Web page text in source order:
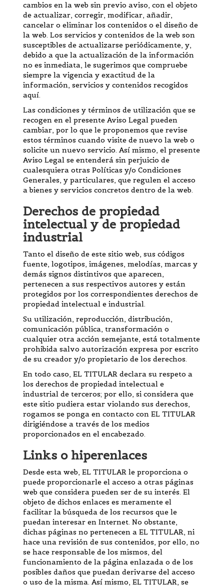
cambios en la web sin previo aviso, con el objeto
de actualizar, corregir, modificar, añadir,
cancelar o eliminar los contenidos o el diseño de
la web. Los servicios y contenidos de la web son
susceptibles de actualizarse periódicamente, y,
debido a que la actualización de la información
no es inmediata, le sugerimos que compruebe
siempre la vigencia y exactitud de la
información, servicios y contenidos recogidos
aquí.
Las condiciones y términos de utilización que se
recogen en el presente Aviso Legal pueden
cambiar, por lo que le proponemos que revise
estos términos cuando visite de nuevo la web o
solicite un nuevo servicio. Así mismo, el presente
Aviso Legal se entenderá sin perjuicio de
cualesquiera otras Políticas y/o Condiciones
Generales, y particulares, que regulen el acceso
a bienes y servicios concretos dentro de la web.
Derechos de propiedad
intelectual y de propiedad
industrial
Tanto el diseño de este sitio web, sus códigos
fuente, logotipos, imágenes, melodías, marcas y
demás signos distintivos que aparecen,
pertenecen a sus respectivos autores y están
protegidos por los correspondientes derechos de
propiedad intelectual e industrial.
Su utilización, reproducción, distribución,
comunicación pública, transformación o
cualquier otra acción semejante, está totalmente
prohibida salvo autorización expresa por escrito
de su creador y/o propietario de los derechos.
En todo caso, EL TITULAR declara su respeto a
los derechos de propiedad intelectual e
industrial de terceros; por ello, si considera que
este sitio pudiera estar violando sus derechos,
rogamos se ponga en contacto con EL TITULAR
dirigiéndose a través de los medios
proporcionados en el encabezado.
Links o hiperenlaces
Desde esta web, EL TITULAR le proporciona o
puede proporcionarle el acceso a otras páginas
web que considera pueden ser de su interés. El
objeto de dichos enlaces es meramente el
facilitar la búsqueda de los recursos que le
puedan interesar en Internet. No obstante,
dichas páginas no pertenecen a EL TITULAR, ni
hace una revisión de sus contenidos, por ello, no
se hace responsable de los mismos, del
funcionamiento de la página enlazada o de los
posibles daños que puedan derivarse del acceso
o uso de la misma. Así mismo, EL TITULAR, se